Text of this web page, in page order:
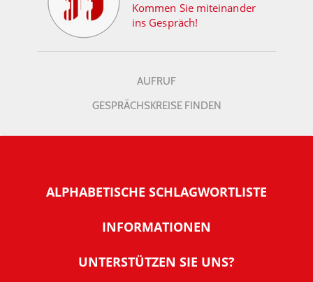
Kommen Sie miteinander
ins Gespräch!
AUFRUF
GESPRÄCHSKREISE FINDEN
ALPHABETISCHE SCHLAGWORTLISTE
INFORMATIONEN
Warum NachDenkSeiten
UNTERSTÜTZEN SIE UNS?